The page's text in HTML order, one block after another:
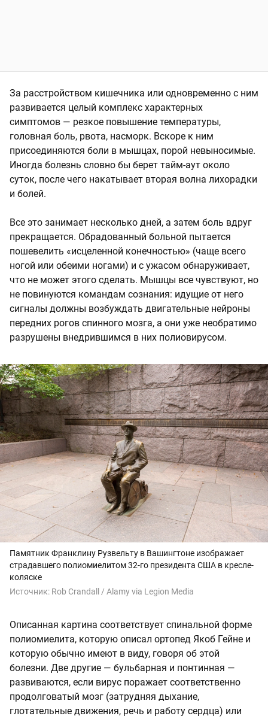
За расстройством кишечника или одновременно с ним
развивается целый комплекс характерных
симптомов — резкое повышение температуры,
головная боль, рвота, насморк. Вскоре к ним
присоединяются боли в мышцах, порой невыносимые.
Иногда болезнь словно бы берет тайм-аут около
суток, после чего накатывает вторая волна лихорадки
и болей.
Все это занимает несколько дней, а затем боль вдруг
прекращается. Обрадованный больной пытается
пошевелить «исцеленной конечностью» (чаще всего
ногой или обеими ногами) и с ужасом обнаруживает,
что не может этого сделать. Мышцы все чувствуют, но
не повинуются командам сознания: идущие от него
сигналы должны возбуждать двигательные нейроны
передних рогов спинного мозга, а они уже необратимо
разрушены внедрившимся в них полиовирусом.
Памятник Франклину Рузвельту в Вашингтоне изображает
страдавшего полиомиелитом 32-го президента США в кресле-
коляске
Источник: Rob Crandall / Alamy via Legion Media
Описанная картина соответствует спинальной форме
полиомиелита, которую описал ортопед Якоб Гейне и
которую обычно имеют в виду, говоря об этой
болезни. Две другие — бульбарная и понтинная —
развиваются, если вирус поражает соответственно
продолговатый мозг (затрудняя дыхание,
глотательные движения, речь и работу сердца) или